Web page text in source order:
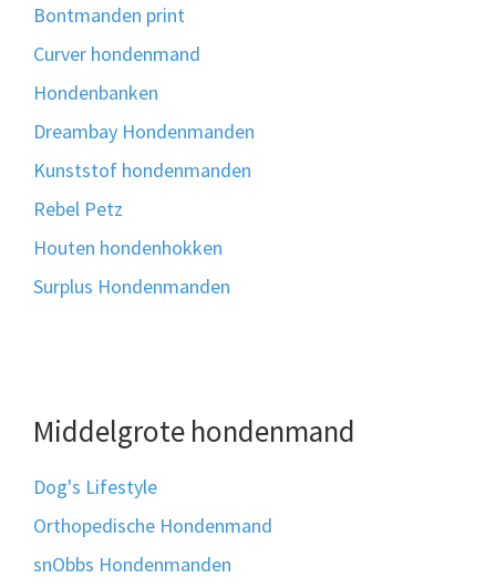
Bontmanden print
Curver hondenmand
Hondenbanken
Dreambay Hondenmanden
Kunststof hondenmanden
Rebel Petz
Houten hondenhokken
Surplus Hondenmanden
Middelgrote hondenmand
Dog's Lifestyle
Orthopedische Hondenmand
snObbs Hondenmanden